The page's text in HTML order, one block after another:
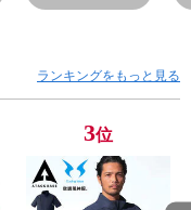
BABY ALL STAR
ランキングをもっと見る
3位